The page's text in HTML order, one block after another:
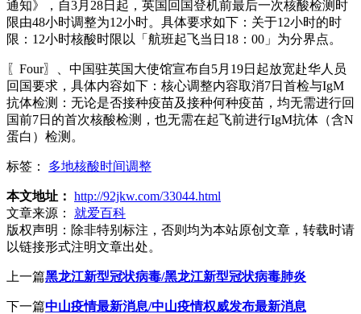
通知》，自3月28日起，英国回国登机前最后一次核酸检测时
限由48小时调整为12小时。具体要求如下：关于12小时的时
限：12小时核酸时限以「航班起飞当日18：00」为分界点。
〖Four〗、中国驻英国大使馆宣布自5月19日起放宽赴华人员
回国要求，具体内容如下：核心调整内容取消7日首检与IgM
抗体检测：无论是否接种疫苗及接种何种疫苗，均无需进行回
国前7日的首次核酸检测，也无需在起飞前进行IgM抗体（含N
蛋白）检测。
标签： 多地核酸时间调整
本文地址： http://92jkw.com/33044.html
文章来源：
就爱百科
版权声明： 除非特别标注，否则均为本站原创文章，转载时请
以链接形式注明文章出处。
上一篇黑龙江新型冠状病毒/黑龙江新型冠状病毒肺炎
下一篇中山疫情最新消息/中山疫情权威发布最新消息